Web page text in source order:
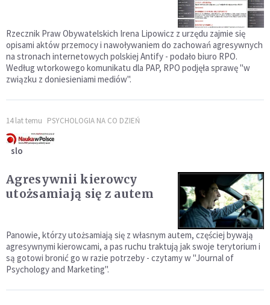
Rzecznik Praw Obywatelskich Irena Lipowicz z urzędu zajmie się
opisami aktów przemocy i nawoływaniem do zachowań agresywnych
na stronach internetowych polskiej Antify - podało biuro RPO.
Według wtorkowego komunikatu dla PAP, RPO podjęła sprawę "w
związku z doniesieniami mediów".
14 lat temu PSYCHOLOGIA NA CO DZIEŃ
slo
Agresywnii kierowcy
utożsamiają się z autem
Panowie, którzy utożsamiają się z własnym autem, częściej bywają
agresywnymi kierowcami, a pas ruchu traktują jak swoje terytorium i
są gotowi bronić go w razie potrzeby - czytamy w "Journal of
Psychology and Marketing".